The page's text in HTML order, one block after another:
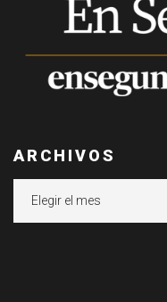
ARCHIVOS